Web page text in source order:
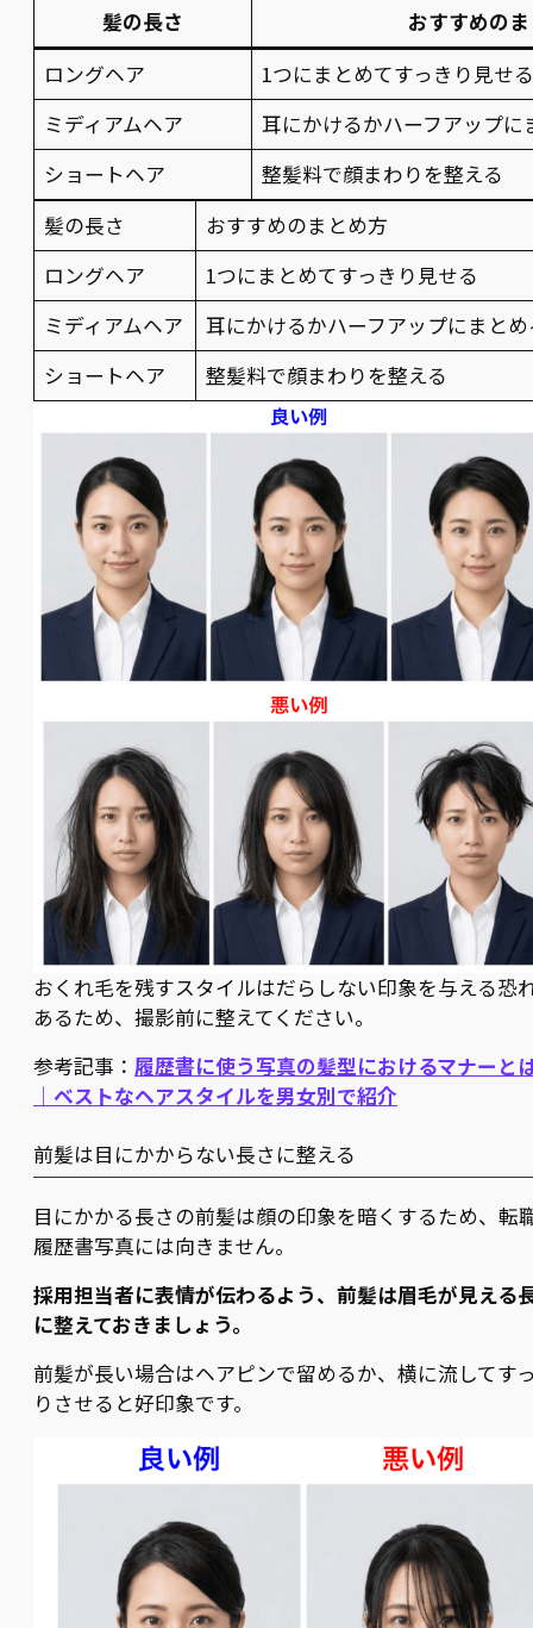
髪の長さ
おすすめの
ロングヘア
1つにまとめてすっきり見せ
ミディアムヘア
耳にかけるかハーフアップに
ショートヘア
整髪料で顔まわりを整える
髪の長さ
おすすめのまとめ方
ロングヘア
1つにまとめてすっきり見せる
ミディアムヘア
耳にかけるかハーフアップにまと
ショートヘア
整髪料で顔まわりを整える
おくれ毛を残すスタイルはだらしない印象を与える恐
あるため、撮影前に整えてください。
参考記事： 履歴書に使う写真の髪型におけるマナーと
｜ベストなヘアスタイルを男女別で紹介
前髪は目にかからない長さに整える
目にかかる長さの前髪は顔の印象を暗くするため、転
履歴書写真には向きません。
採用担当者に表情が伝わるよう、前髪は眉毛が見える
に整えておきましょう。
前髪が長い場合はヘアピンで留めるか、横に流してす
りさせると好印象です。